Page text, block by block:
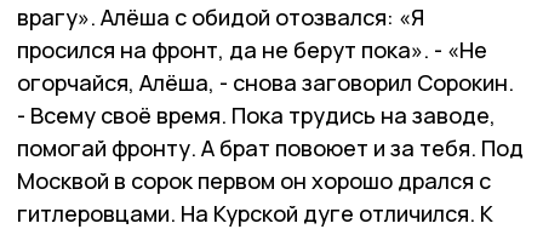
врагу». Алёша с обидой отозвался: «Я
просился на фронт, да не берут пока». - «Не
огорчайся, Алёша, - снова заговорил Сорокин.
- Всему своё время. Пока трудись на заводе,
помогай фронту. А брат повоюет и за тебя. Под
Москвой в сорок первом он хорошо дрался с
гитлеровцами. На Курской дуге отличился. К